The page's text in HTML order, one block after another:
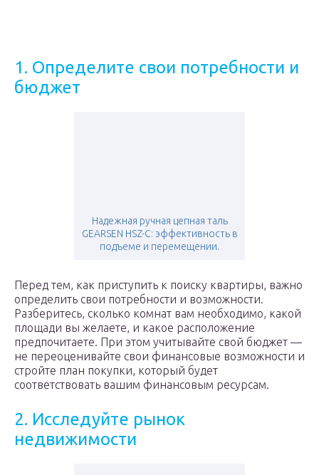
1. Определите свои потребности и
бюджет
Надежная ручная цепная таль
GEARSEN HSZ-C: эффективность в
подъеме и перемещении.
Перед тем, как приступить к поиску квартиры, важно
определить свои потребности и возможности.
Разберитесь, сколько комнат вам необходимо, какой
площади вы желаете, и какое расположение
предпочитаете. При этом учитывайте свой бюджет —
не переоценивайте свои финансовые возможности и
стройте план покупки, который будет
соответствовать вашим финансовым ресурсам.
2. Исследуйте рынок
недвижимости